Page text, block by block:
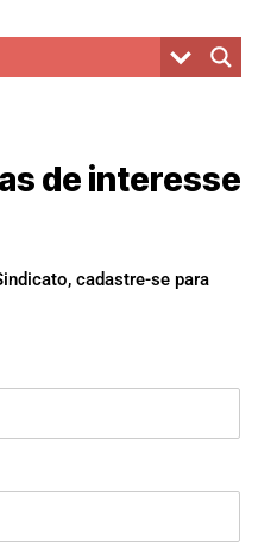
de interesse
cadastre-se para